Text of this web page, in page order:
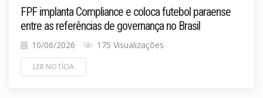
FPF implanta Compliance e coloca futebol paraense
entre as referências de governança no Brasil
10/06/2026 175 Visualizações
LER NOTÍCIA